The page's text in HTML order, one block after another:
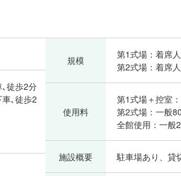
徒歩2分
､徒歩2
規模
第1式場：着席
第2式場：着席
使用料
第1式場＋控室
第2式場：一般
全館使用：一般
施設概要 駐車場あり、貸